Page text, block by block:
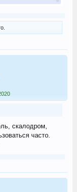
скалодром,
часто.